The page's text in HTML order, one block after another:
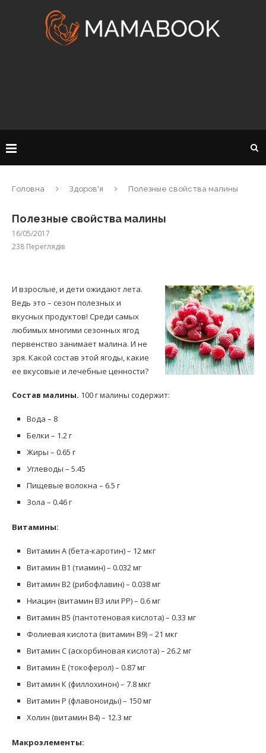
Головна Здоров'я Полезные свойства малины
Полезные свойства малины
16/05/2017
238 Переглядів
И взрослые, и дети ожидают лета.
Ведь это – сезон полезных и
вкусных продуктов! Среди самых
любимых многими сезонных ягод
первенство занимает малина. И не
зря. Какой состав этой ягоды, какие
ее вкусовые и лечебные ценности?
Состав малины. 100 г малины содержит:
Вода – 8
Белки – 1.2 г
Жиры – 0.65 г
Углеводы – 5.45
Пищевые волокна – 6.5 г
Зола – 0.46 г
Витамины:
Витамин А (бета-каротин) – 12 мкг
Витамин В1 (тиамин) – 0.032 мг
Витамин В2 (рибофлавин) – 0.038 мг
Ниацин (витамин В3 или РР) – 0.6 мг
Витамин В5 (пантотеновая кислота) – 0.33 мг
Фолиевая кислота (витамин В9) – 21 мкг
Витамин С (аскорбиновая кислота) – 26.2 мг
Витамин Е (токоферол) – 0.87 мг
Витамин К (филлохинон) – 7.8 мкг
Витамин Р (флавоноиды) – 150 мг
Холин (витамин В4) – 12.3 мг
Макроэлементы: